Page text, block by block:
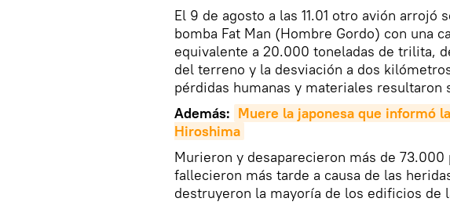
El 9 de agosto a las 11.01 otro avión arrojó
bomba Fat Man (Hombre Gordo) con una
equivalente a 20.000 toneladas de trilita,
del terreno y la desviación a dos
pérdidas humanas y materiales resultaron
Además: Muere la japonesa que informó
Hiroshima
Murieron y desaparecieron más de
fallecieron más tarde a causa de las
destruyeron la mayoría de los edificios de